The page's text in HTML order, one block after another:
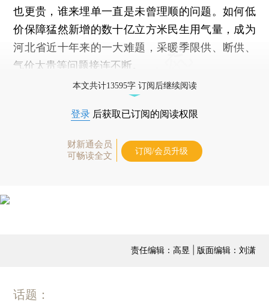
也更贵，谁来埋单一直是未曾理顺的问题。如何低
价保障猛然新增的数十亿立方米民生用气量，成为
河北省近十年来的一大难题，采暖季限供、断供、
气价太贵等问题接连不断。
本文共计13595字 订阅后继续阅读
登录 后获取已订阅的阅读权限
财新通会员
可畅读全文
订阅/会员升级
责任编辑：高昱 | 版面编辑：刘潇
话题：